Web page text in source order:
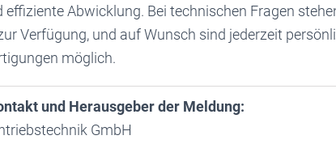
effiziente Abwicklung. Bei technischen Fragen
Verfügung, und auf Wunsch sind jederzeit
möglich.
und Herausgeber der Meldung:
GmbH